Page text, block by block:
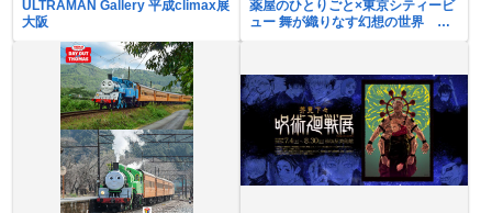
ULTRAMAN Gallery 平成climax展
大阪
薬屋のひとりごと×東京シティービ
ュー 舞が織りなす幻想の世界 ―